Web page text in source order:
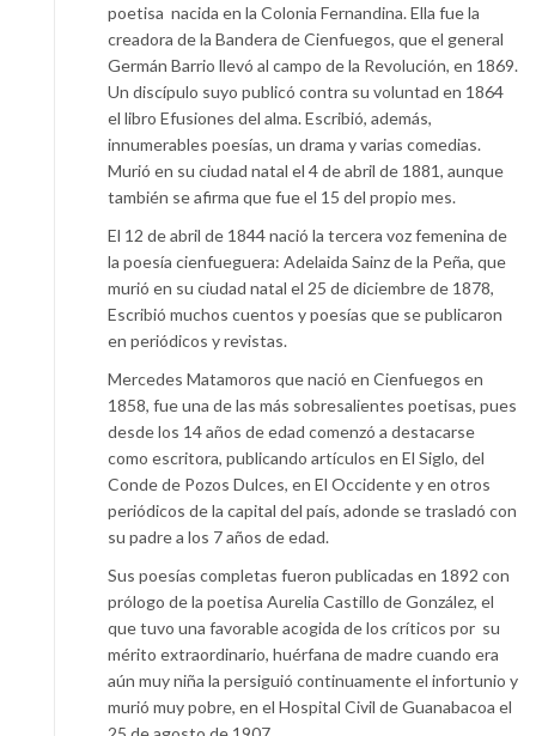
poetisa nacida en la Colonia Fernandina. Ella fue la
creadora de la Bandera de Cienfuegos, que el general
Germán Barrio llevó al campo de la Revolución, en 1869.
Un discípulo suyo publicó contra su voluntad en 1864
el libro Efusiones del alma. Escribió, además,
innumerables poesías, un drama y varias comedias.
Murió en su ciudad natal el 4 de abril de 1881, aunque
también se afirma que fue el 15 del propio mes.
El 12 de abril de 1844 nació la tercera voz femenina de
la poesía cienfueguera: Adelaida Sainz de la Peña, que
murió en su ciudad natal el 25 de diciembre de 1878,
Escribió muchos cuentos y poesías que se publicaron
en periódicos y revistas.
Mercedes Matamoros que nació en Cienfuegos en
1858, fue una de las más sobresalientes poetisas, pues
desde los 14 años de edad comenzó a destacarse
como escritora, publicando artículos en El Siglo, del
Conde de Pozos Dulces, en El Occidente y en otros
periódicos de la capital del país, adonde se trasladó con
su padre a los 7 años de edad.
Sus poesías completas fueron publicadas en 1892 con
prólogo de la poetisa Aurelia Castillo de González, el
que tuvo una favorable acogida de los críticos por su
mérito extraordinario, huérfana de madre cuando era
aún muy niña la persiguió continuamente el infortunio y
murió muy pobre, en el Hospital Civil de Guanabacoa el